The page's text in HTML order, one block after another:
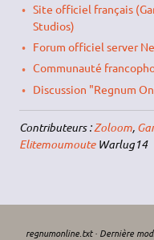
Site officiel français
Studios)
Forum officiel server
Communauté
Discussion "Regnum
Contributeurs :Zoloom,
ElitemoumouteWarlug14
regnumonline.txt· Dernière